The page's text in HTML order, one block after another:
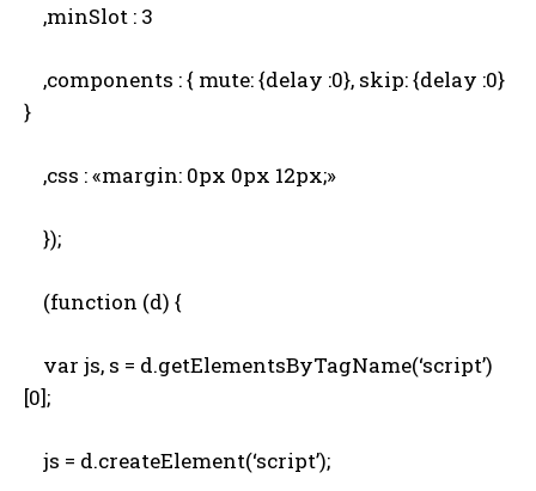
,minSlot : 3
,components : { mute: {delay :0}, skip: {delay :0}
}
,css : «margin: 0px 0px 12px;»
});
(function (d) {
var js, s = d.getElementsByTagName(‘script’)
[0];
js = d.createElement(‘script’);